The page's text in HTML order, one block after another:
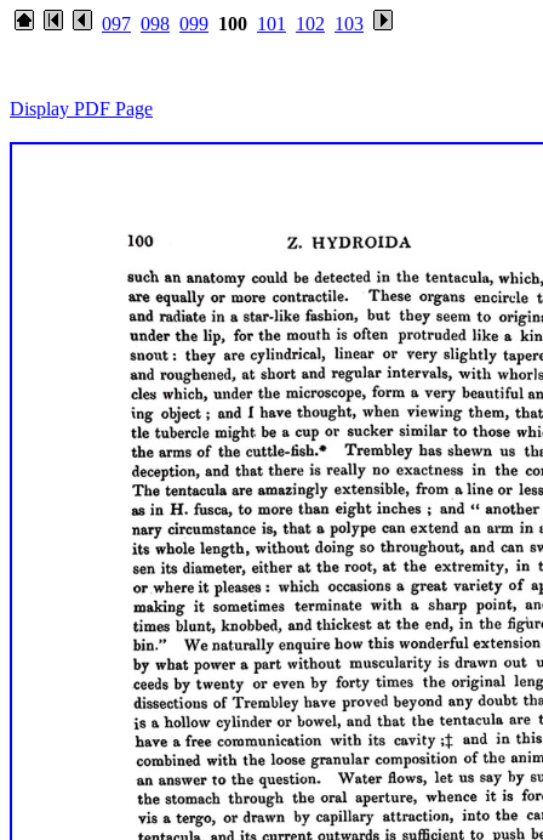
097 098 099 100 101 102 103
Display PDF Page